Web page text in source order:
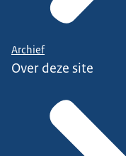
Archief
Over deze site